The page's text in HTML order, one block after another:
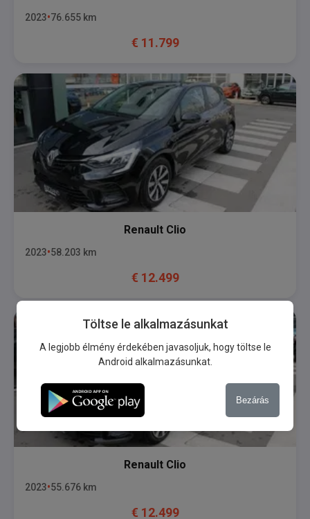
2023 76.655 km
€ 11.799
Renault Clio
2023 58.203 km
€ 12.499
Renault Clio
2023 55.676 km
€ 12.499
Töltse le alkalmazásunkat
A legjobb élmény érdekében javasoljuk, hogy töltse le
Android alkalmazásunkat.
Bezárás